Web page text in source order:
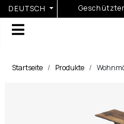
Sprache auswählen
DEUTSCH
Startseite Produkte